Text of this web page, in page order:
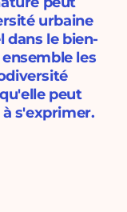
urbaine
dans le bien-
les
peut
s'exprimer.